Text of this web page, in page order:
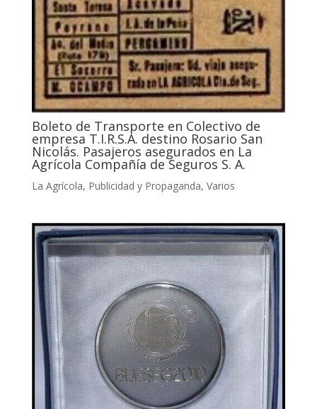
Boleto de Transporte en Colectivo de
empresa T.I.R.S.A. destino Rosario San
Nicolás. Pasajeros asegurados en La
Agrícola Compañía de Seguros S. A.
La Agrícola, Publicidad y Propaganda, Varios